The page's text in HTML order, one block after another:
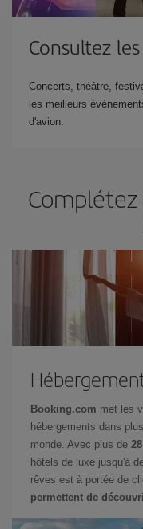
Consultez
Concerts, théâtre,
les meilleurs
d'avion.
Booking.com met les
hébergements dans
monde. Avec plus de
hôtels de luxe jusqu'à
rêves est à portée de
permettent de